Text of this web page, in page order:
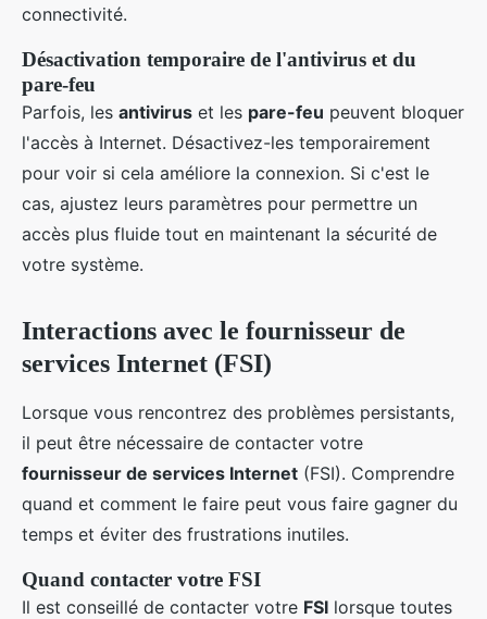
connectivité.
Désactivation temporaire de l'antivirus et du
pare-feu
Parfois, les antivirus et les pare-feu peuvent bloquer
l'accès à Internet. Désactivez-les temporairement
pour voir si cela améliore la connexion. Si c'est le
cas, ajustez leurs paramètres pour permettre un
accès plus fluide tout en maintenant la sécurité de
votre système.
Interactions avec le fournisseur de
services Internet (FSI)
Lorsque vous rencontrez des problèmes persistants,
il peut être nécessaire de contacter votre
fournisseur de services Internet (FSI). Comprendre
quand et comment le faire peut vous faire gagner du
temps et éviter des frustrations inutiles.
Quand contacter votre FSI
Il est conseillé de contacter votre FSI lorsque toutes